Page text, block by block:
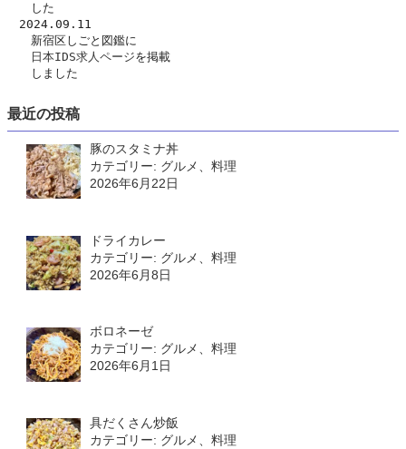
した
2024.09.11
新宿区しごと図鑑に
日本IDS求人ページを掲載
しました
最近の投稿
豚のスタミナ丼
カテゴリー: グルメ、料理
2026年6月22日
ドライカレー
カテゴリー: グルメ、料理
2026年6月8日
ボロネーゼ
カテゴリー: グルメ、料理
2026年6月1日
具だくさん炒飯
カテゴリー: グルメ、料理